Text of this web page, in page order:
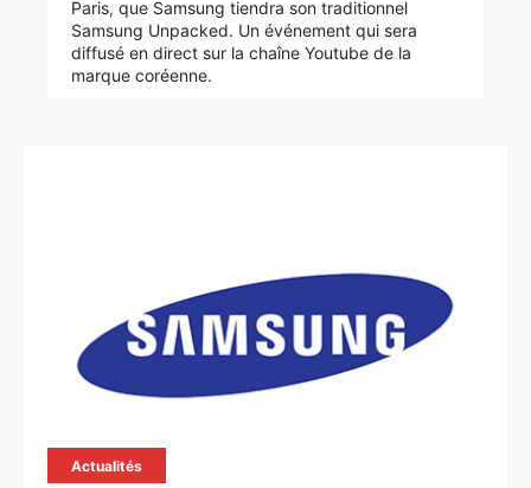
Paris, que Samsung tiendra son traditionnel
Samsung Unpacked. Un événement qui sera
diffusé en direct sur la chaîne Youtube de la
marque coréenne.
Actualités